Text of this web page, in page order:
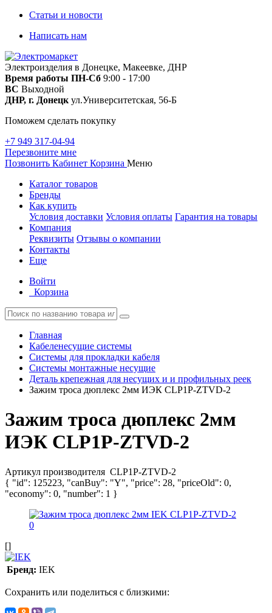
Статьи и новости
Написать нам
Электроизделия в Донецке, Макеевке, ДНР
Время работы ПН-Сб 9:00 - 17:00
ВС Выходной
ДНР, г. Донецк ул.Университетская, 56-Б
Поможем сделать покупку
+7 949 317-04-94
Перезвоните мне
Позвонить Кабинет Корзина Меню
Каталог товаров
Бренды
Как купить
Условия доставки Условия оплаты Гарантия на товары
Компания
Реквизиты Отзывы о компании
Контакты
Еще
Войти
Корзина
Главная
Кабеленесущие системы
Системы для прокладки кабеля
Системы монтажные несущие
Деталь крепежная для несущих и и профильных реек
Зажим троса дюплекс 2мм ИЭК CLP1P-ZTVD-2
Зажим троса дюплекс 2мм
ИЭК CLP1P-ZTVD-2
Артикул производителя CLP1P-ZTVD-2
{ "id": 125223, "canBuy": "Y", "price": 28, "priceOld": 0,
"economy": 0, "number": 1 }
[]
Бренд: IEK
Сохранить или поделиться с близкими: